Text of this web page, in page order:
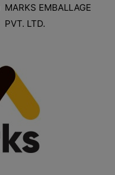
MARKS EMBALLAGE
PVT. LTD.